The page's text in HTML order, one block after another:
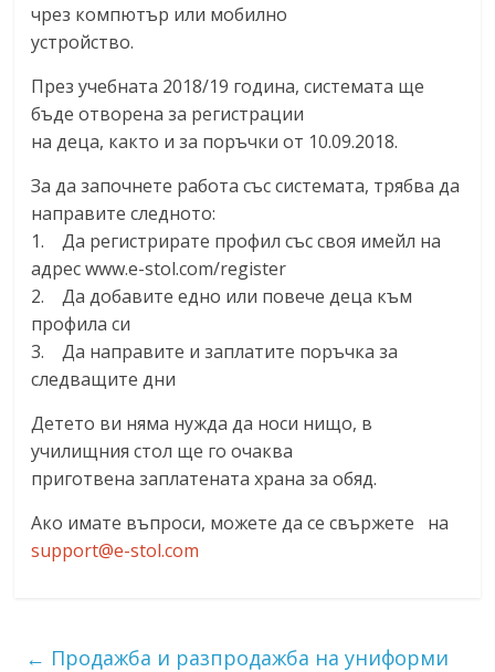
чрез компютър или мобилно
устройство.
През учебната 2018/19 година, системата ще
бъде отворена за регистрации
на деца, както и за поръчки от 10.09.2018.
За да започнете работа със системата, трябва да
направите следното:
1. Да регистрирате профил със своя имейл на
адрес www.e-stol.com/register
2. Да добавите едно или повече деца към
профила си
3. Да направите и заплатите поръчка за
следващите дни
Детето ви няма нужда да носи нищо, в
училищния стол ще го очаква
приготвена заплатената храна за обяд.
Ако имате въпроси, можете да се свържете на
support@e-stol.com
← Продажба и разпродажба на униформи